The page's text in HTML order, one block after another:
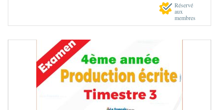
Réservé
aux
membres